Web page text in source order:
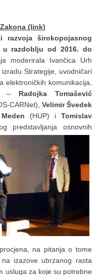
(link)
razvoja širokopojasnog
razdoblju od 2016. do
moderirala Ivančica Urh
Strategije, uvodničari
elektroničkih komunikacija,
– Radojka Tomašević
CARNet), Velimir Švedek
(HUP) i Tomislav
predstavljanja osnovnih
na pitanja o tome
izazove ubrzanog rasta
usluga za koje su potrebne